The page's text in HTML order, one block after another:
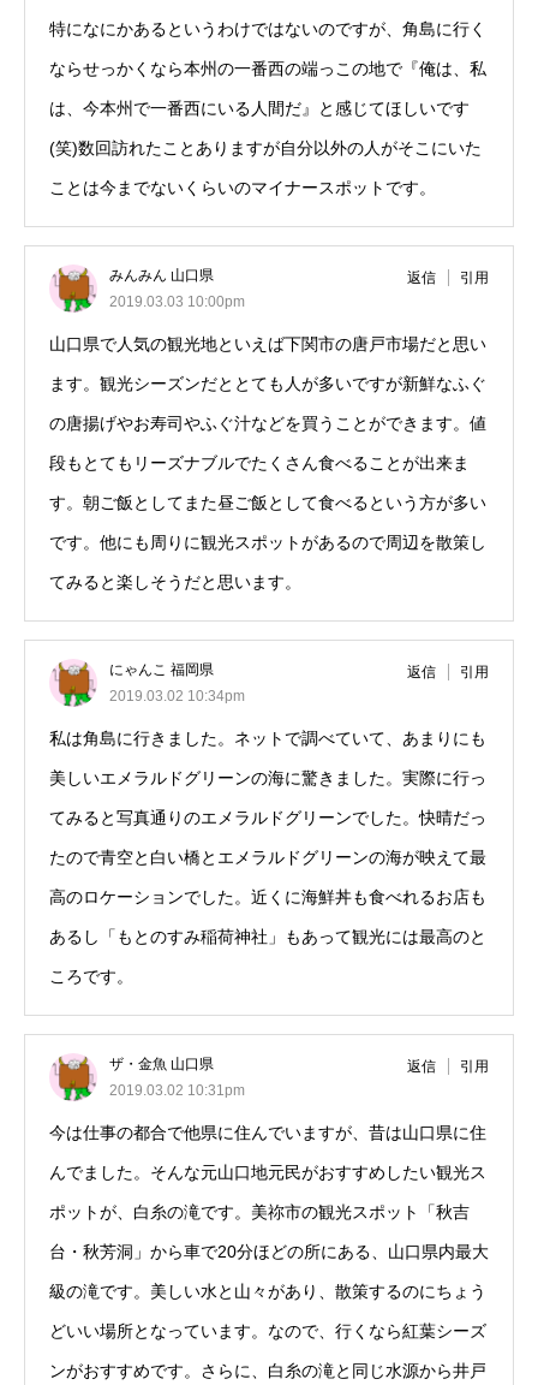
特になにかあるというわけではないのですが、角島に行く
ならせっかくなら本州の一番西の端っこの地で『俺は、私
は、今本州で一番西にいる人間だ』と感じてほしいです
(笑)数回訪れたことありますが自分以外の人がそこにいた
ことは今までないくらいのマイナースポットです。
みんみん 山口県
2019.03.03 10:00pm
返信 引用
山口県で人気の観光地といえば下関市の唐戸市場だと思い
ます。観光シーズンだととても人が多いですが新鮮なふぐ
の唐揚げやお寿司やふぐ汁などを買うことができます。値
段もとてもリーズナブルでたくさん食べることが出来ま
す。朝ご飯としてまた昼ご飯として食べるという方が多い
です。他にも周りに観光スポットがあるので周辺を散策し
てみると楽しそうだと思います。
にゃんこ 福岡県
2019.03.02 10:34pm
返信 引用
私は角島に行きました。ネットで調べていて、あまりにも
美しいエメラルドグリーンの海に驚きました。実際に行っ
てみると写真通りのエメラルドグリーンでした。快晴だっ
たので青空と白い橋とエメラルドグリーンの海が映えて最
高のロケーションでした。近くに海鮮丼も食べれるお店も
あるし「もとのすみ稲荷神社」もあって観光には最高のと
ころです。
ザ・金魚 山口県
2019.03.02 10:31pm
返信 引用
今は仕事の都合で他県に住んでいますが、昔は山口県に住
んでました。そんな元山口地元民がおすすめしたい観光ス
ポットが、白糸の滝です。美祢市の観光スポット「秋吉
台・秋芳洞」から車で20分ほどの所にある、山口県内最大
級の滝です。美しい水と山々があり、散策するのにちょう
どいい場所となっています。なので、行くなら紅葉シーズ
ンがおすすめです。さらに、白糸の滝と同じ水源から井戸